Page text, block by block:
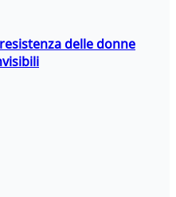
delle donne